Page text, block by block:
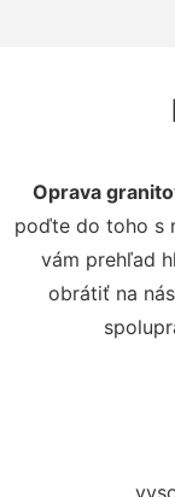
Oprava
poďte do toho s
vám prehľad
obrátiť na